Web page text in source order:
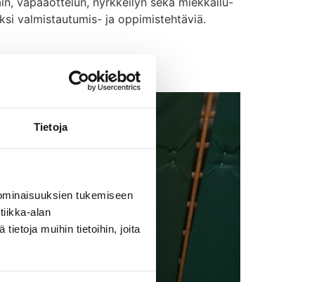
Tietoja
tukemiseen
alan
tietoja muihin tietoihin, joita
valmistautumis- ja oppimistehtäviä.